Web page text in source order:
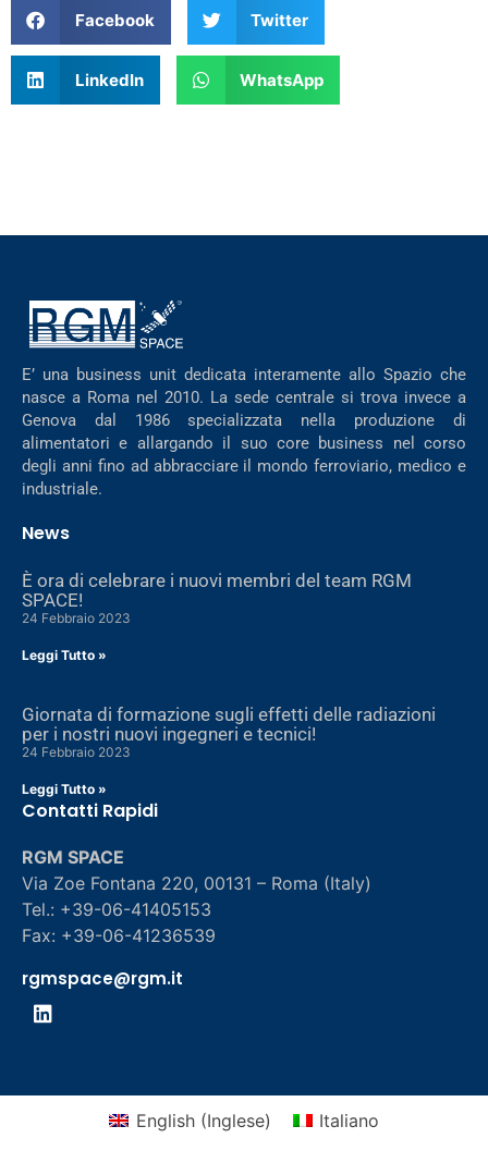
Facebook Twitter
LinkedIn WhatsApp
E’ una business unit dedicata interamente allo Spazio che
nasce a Roma nel 2010. La sede centrale si trova invece a
Genova dal 1986 specializzata nella produzione di
alimentatori e allargando il suo core business nel corso
degli anni fino ad abbracciare il mondo ferroviario, medico e
industriale.
News
È ora di celebrare i nuovi membri del team RGM
SPACE!
24 Febbraio 2023
Leggi Tutto »
Giornata di formazione sugli effetti delle radiazioni
per i nostri nuovi ingegneri e tecnici!
24 Febbraio 2023
Leggi Tutto »
Contatti Rapidi
RGM SPACE
Via Zoe Fontana 220, 00131 – Roma (Italy)
Tel.: +39-06-41405153
Fax: +39-06-41236539
rgmspace@rgm.it
English(Inglese) Italiano